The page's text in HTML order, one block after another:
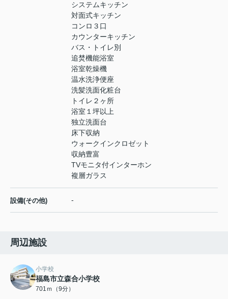
システムキッチン
対面式キッチン
コンロ３口
カウンターキッチン
バス・トイレ別
追焚機能浴室
浴室乾燥機
温水洗浄便座
洗髪洗面化粧台
トイレ２ヶ所
浴室１坪以上
独立洗面台
床下収納
ウォークインクロゼット
収納豊富
TVモニタ付インターホン
複層ガラス
設備(その他) -
周辺施設
小学校
福島市立森合小学校
701ｍ（9分）